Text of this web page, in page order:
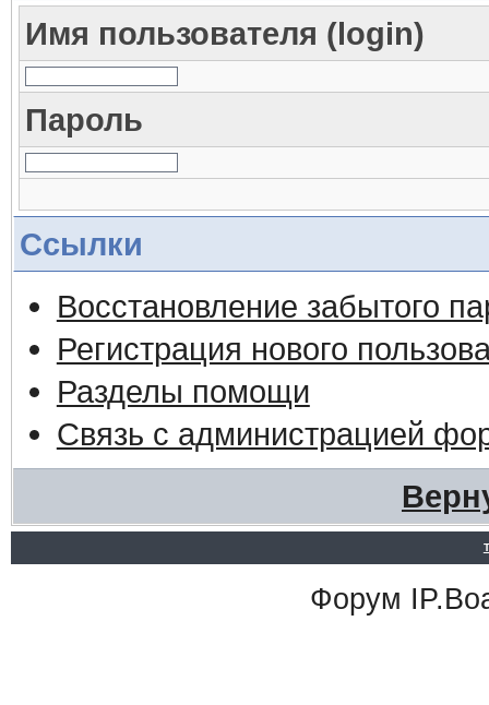
Имя пользователя (login)
Пароль
Ссылки
Восстановление забытого
Регистрация нового
Разделы помощи
Связь с администрацией
Форум